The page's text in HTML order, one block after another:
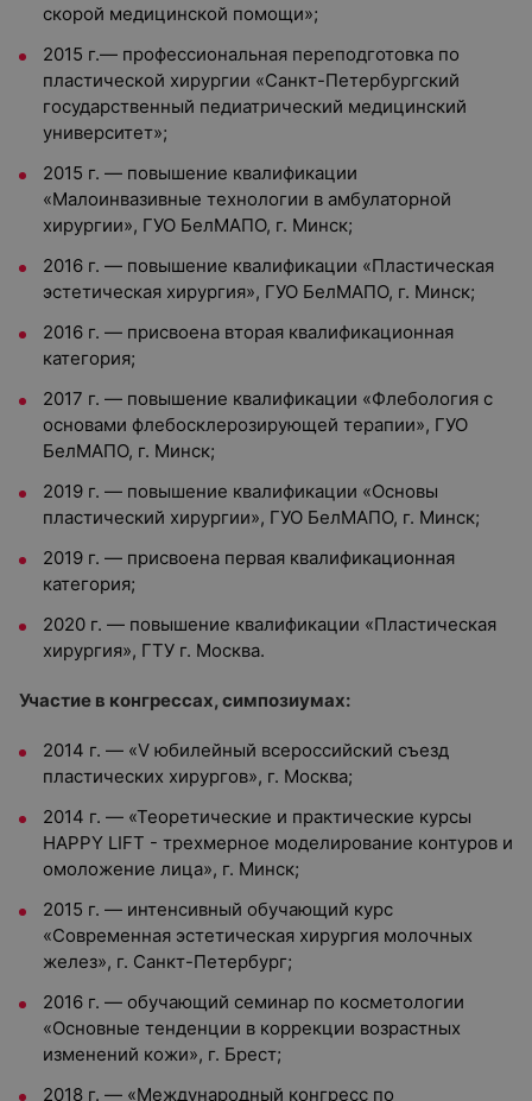
скорой медицинской помощи»;
2015 г.— профессиональная переподготовка по
пластической хирургии «Санкт-Петербургский
государственный педиатрический медицинский
университет»;
2015 г. — повышение квалификации
«Малоинвазивные технологии в амбулаторной
хирургии», ГУО БелМАПО, г. Минск;
2016 г. — повышение квалификации «Пластическая
эстетическая хирургия», ГУО БелМАПО, г. Минск;
2016 г. — присвоена вторая квалификационная
категория;
2017 г. — повышение квалификации «Флебология с
основами флебосклерозирующей терапии», ГУО
БелМАПО, г. Минск;
2019 г. — повышение квалификации «Основы
пластический хирургии», ГУО БелМАПО, г. Минск;
2019 г. — присвоена первая квалификационная
категория;
2020 г. — повышение квалификации «Пластическая
хирургия», ГТУ г. Москва.
Участие в конгрессах, симпозиумах:
2014 г. — «V юбилейный всероссийский съезд
пластических хирургов», г. Москва;
2014 г. — «Теоретические и практические курсы
HAPPY LIFT - трехмерное моделирование контуров и
омоложение лица», г. Минск;
2015 г. — интенсивный обучающий курс
«Современная эстетическая хирургия молочных
желез», г. Санкт-Петербург;
2016 г. — обучающий семинар по косметологии
«Основные тенденции в коррекции возрастных
изменений кожи», г. Брест;
2018 г. — «Международный конгресс по